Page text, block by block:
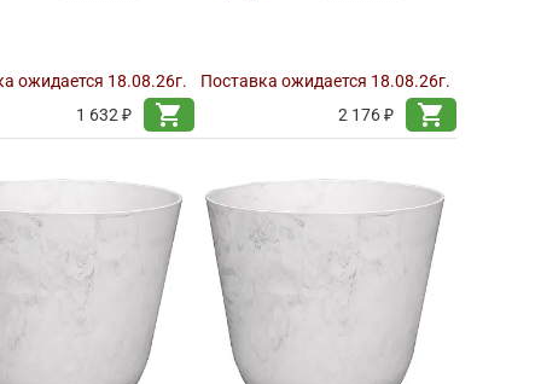
ожидается 18.08.26г.
1 632 ₽
shopping_cart
Поставка ожидается 18.08.26г.
2 176 ₽
shopping_cart